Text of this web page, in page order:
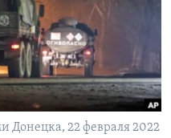
Донецка, 22 февраля 2022